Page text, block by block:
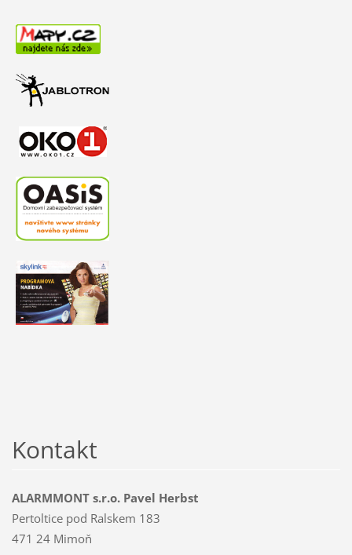
Kontakt
ALARMMONT s.r.o. Pavel Herbst
Pertoltice pod Ralskem 183
471 24 Mimoň